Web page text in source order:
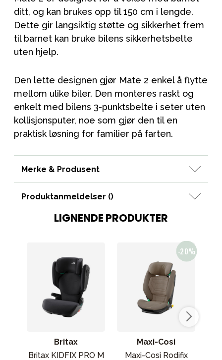
ditt, og kan brukes opp til 150 cm i lengde.
Dette gir langsiktig støtte og sikkerhet frem
til barnet kan bruke bilens sikkerhetsbelte
uten hjelp.
Den lette designen gjør Mate 2 enkel å flytte
mellom ulike biler. Den monteres raskt og
enkelt med bilens 3-punktsbelte i seter uten
kollisjonsputer, noe som gjør den til en
praktisk løsning for familier på farten.
Merke & Produsent
Produktanmeldelser ()
LIGNENDE PRODUKTER
Britax
Britax KIDFIX PRO M
Maxi-Cosi
Maxi-Cosi Rodifix